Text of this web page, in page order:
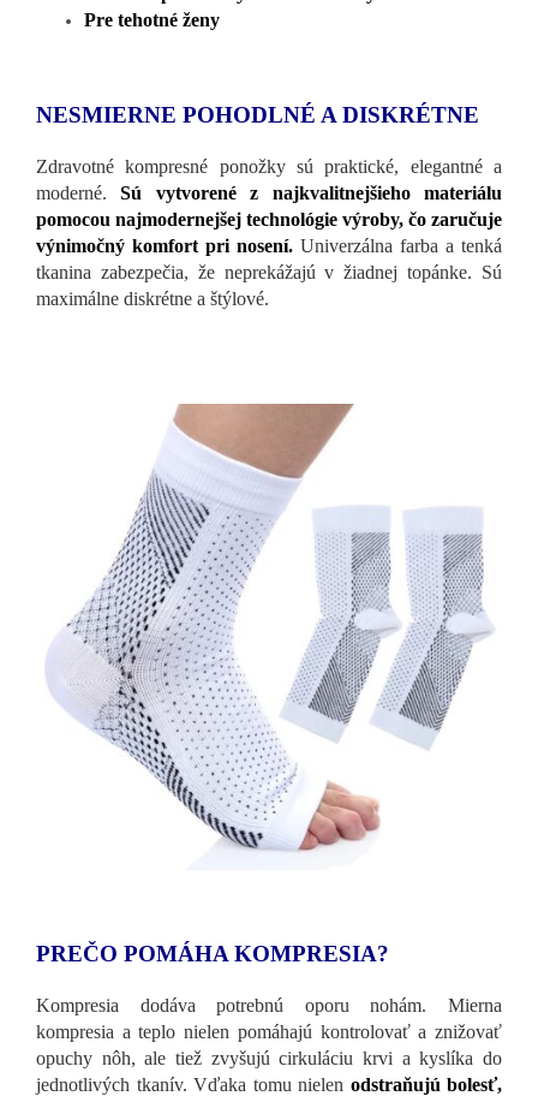
Pre tehotné ženy
NESMIERNE POHODLNÉ A DISKRÉTNE
Zdravotné kompresné ponožky sú praktické, elegantné a
moderné.Sú vytvorené z najkvalitnejšieho materiálu
pomocou najmodernejšej technológie výroby, čo zaručuje
výnimočný komfort pri nosení. Univerzálna farba a tenká
tkanina zabezpečia, že neprekážajú v žiadnej topánke. Sú
maximálne diskrétne a štýlové.
PREČO POMÁHA KOMPRESIA?
Kompresia dodáva potrebnú oporu nohám. Mierna
kompresia a teplo nielen pomáhajú kontrolovať a znižovať
opuchy nôh, ale tiež zvyšujú cirkuláciu krvi a kyslíka do
jednotlivých tkanív. Vďaka tomu nielen odstraňujú bolesť,